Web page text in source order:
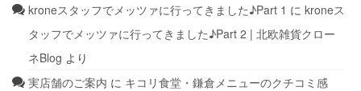
kroneスタッフでメッツァに行ってきました♪Part 1 に kroneス
タッフでメッツァに行ってきました♪Part 2 | 北欧雑貨クロー
ネBlog より
実店舗のご案内 に キコリ食堂・鎌倉メニューのクチコミ感